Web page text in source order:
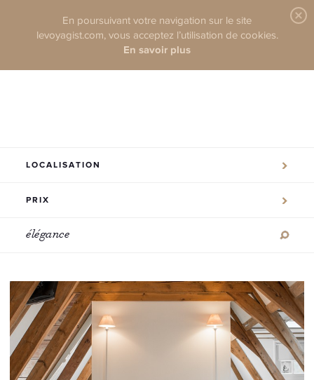
LOCALISATION
PRIX
En poursuivant votre navigation sur le site
levoyagist.com, vous acceptez l’utilisation de cookies.
En savoir plus